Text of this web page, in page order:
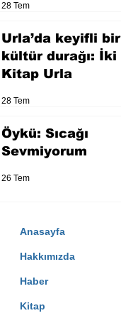
28 Tem
Urla’da keyifli bir
kültür durağı: İki
Kitap Urla
28 Tem
Öykü: Sıcağı
Sevmiyorum
26 Tem
Anasayfa
Hakkımızda
Haber
Kitap